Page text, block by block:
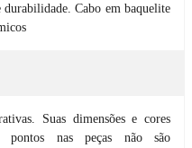
durabilidade. Cabo em baquelite
Suas dimensões e cores
pontos nas peças não são